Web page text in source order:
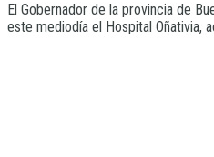
El Gobernador de la provincia de
este mediodía el Hospital Oñativia,